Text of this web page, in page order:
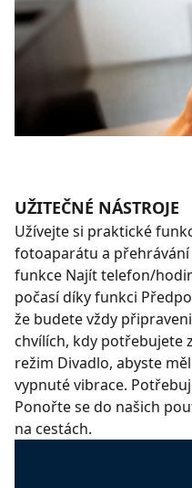
UŽITEČNÉ NÁSTROJE
Užívejte si praktické
fotoaparátu a
funkce Najít telefon/
počasí díky funkci
že budete vždy
chvílích, kdy potřebujete
režim Divadlo, abyste
vypnuté vibrace.
Ponořte se do našich
na cestách.